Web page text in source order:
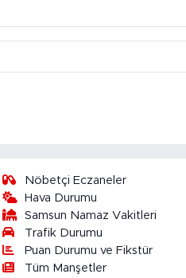
Nöbetçi Eczaneler
Hava Durumu
Samsun Namaz Vakitleri
Trafik Durumu
Puan Durumu ve Fikstür
Tüm Manşetler